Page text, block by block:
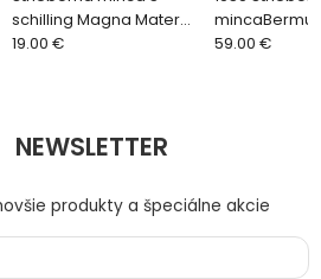
schilling Magna Mater
0/0 1935
19.00 €
*Elizabeth II
59.00 €
NEWSLETTER
produkty a špeciálne akcie